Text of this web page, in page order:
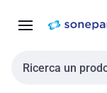
navigazione alla
Cerca input